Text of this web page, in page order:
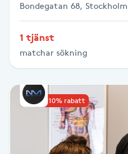
Mesoterapi
MicroPen
Bondegatan 68, Stockholm
1 tjänst
matchar sökning
Upp till 10% rabatt